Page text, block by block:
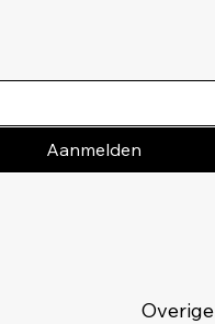
Aanmelden
Overige